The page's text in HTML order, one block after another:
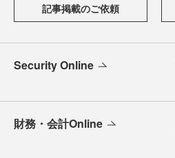
記事掲載のご依頼
Security Online
財務・会計Online